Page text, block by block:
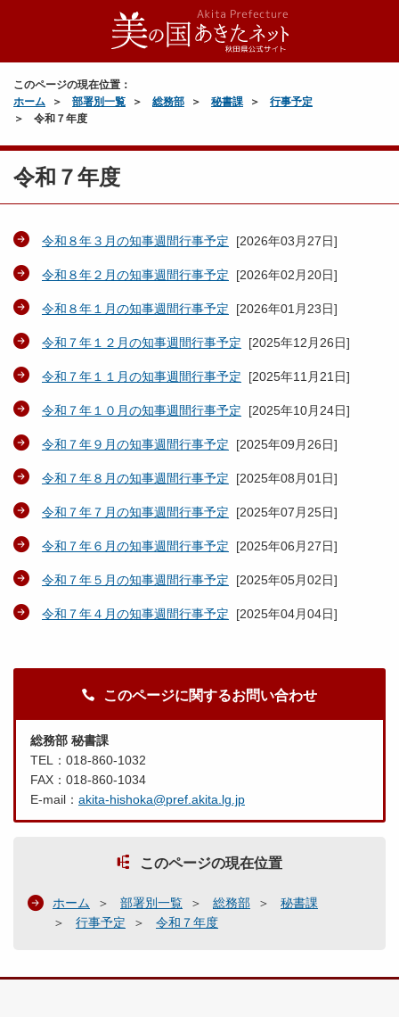
このページの現在位置：
ホーム
部署別一覧 総務部 秘書課
行事予定
令和７年度
令和７年度
令和８年３月の知事週間行事予定 [2026年03月27日]
令和８年２月の知事週間行事予定 [2026年02月20日]
令和８年１月の知事週間行事予定 [2026年01月23日]
令和７年１２月の知事週間行事予定 [2025年12月26日]
令和７年１１月の知事週間行事予定 [2025年11月21日]
令和７年１０月の知事週間行事予定 [2025年10月24日]
令和７年９月の知事週間行事予定 [2025年09月26日]
令和７年８月の知事週間行事予定 [2025年08月01日]
令和７年７月の知事週間行事予定 [2025年07月25日]
令和７年６月の知事週間行事予定 [2025年06月27日]
令和７年５月の知事週間行事予定 [2025年05月02日]
令和７年４月の知事週間行事予定 [2025年04月04日]
このページに関するお問い合わせ
総務部 秘書課
TEL：018-860-1032
FAX：018-860-1034
E-mail： akita-hishoka@pref.akita.lg.jp
このページの現在位置
ホーム 部署別一覧 総務部
秘書課
行事予定
令和７年度